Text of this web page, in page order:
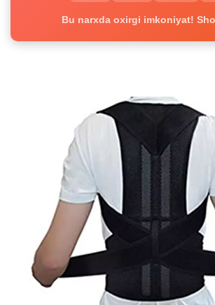
Bu narxda oxirgi imkoniyat!